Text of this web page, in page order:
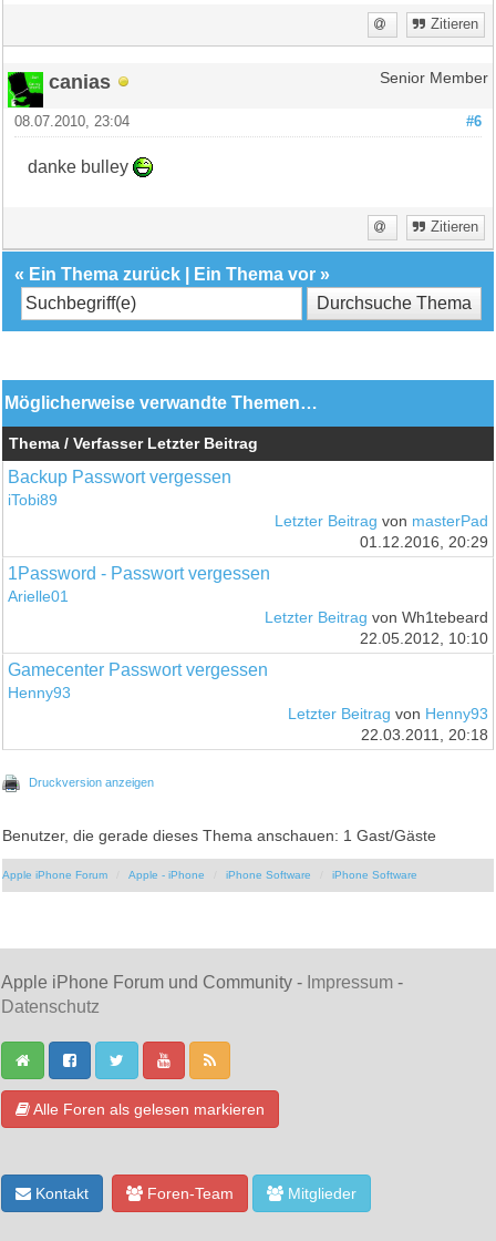
Zitieren
canias Senior Member
#6
08.07.2010, 23:04
danke bulley
Zitieren
« Ein Thema zurück Ein Thema vor »
Möglicherweise verwandte Themen…
Thema / Verfasser Letzter Beitrag
Backup Passwort vergessen
iTobi89
Letzter Beitrag von masterPad
01.12.2016, 20:29
1Password - Passwort vergessen
Arielle01
Letzter Beitrag von Wh1tebeard
22.05.2012, 10:10
Gamecenter Passwort vergessen
Henny93
Letzter Beitrag von Henny93
22.03.2011, 20:18
Druckversion anzeigen
Benutzer, die gerade dieses Thema anschauen: 1 Gast/Gäste
Apple iPhone Forum Apple - iPhone iPhone Software iPhone Software
Apple iPhone Forum und Community - Impressum -
Datenschutz
Alle Foren als gelesen markieren
Kontakt Foren-Team Mitglieder